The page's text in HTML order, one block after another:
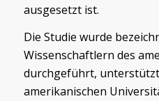
ausgesetzt ist.
Die Studie wurde
Wissenschaftlern des
durchgeführt,
amerikanischen